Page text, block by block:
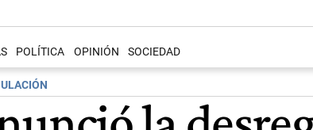
POLÍTICA OPINIÓN SOCIEDAD